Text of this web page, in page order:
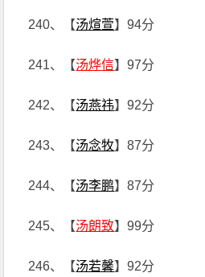
240、【汤煊萱】94分
241、【汤烨信】97分
242、【汤燕祎】92分
243、【汤念牧】87分
244、【汤李鹏】87分
245、【汤朗致】99分
246、【汤若馨】92分